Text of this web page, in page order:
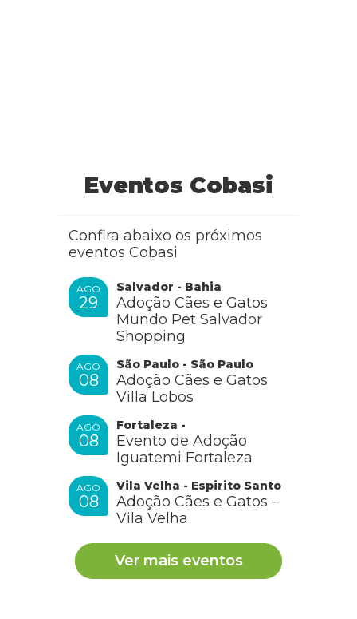
Eventos Cobasi
Confira abaixo os próximos
eventos Cobasi
AGO
29
Salvador - Bahia
Adoção Cães e Gatos
Mundo Pet Salvador
Shopping
AGO
08
São Paulo - São Paulo
Adoção Cães e Gatos
Villa Lobos
AGO
08
Fortaleza -
Evento de Adoção
Iguatemi Fortaleza
AGO
08
Vila Velha - Espirito Santo
Adoção Cães e Gatos –
Vila Velha
Ver mais eventos